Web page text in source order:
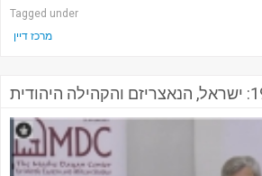
Tagged under
מרכז דיין